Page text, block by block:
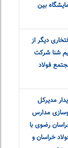
بین
دیگر از
شنا شرکت
فولاد
مدیرکل
مدارس
رضوی با
خراسان و